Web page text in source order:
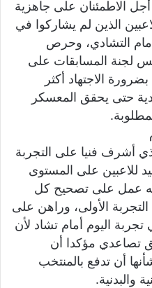
أجل الاطمئنان على جاهزية
الذين لم يشاركوا في
أمام التشادي، وحرص
لجنة المسابقات على
الاجتهاد أكثر
حتى يحقق المعسكر
أشرف فنيا على التجربة
للاعبين على المستوى
أنه عمل على تصحيح كل
الأولى، وراهن على
اليوم أمام تشاد لأن
تصاعدي مؤكدا أن
أن تدفع بالمنتخب
والبدنية.